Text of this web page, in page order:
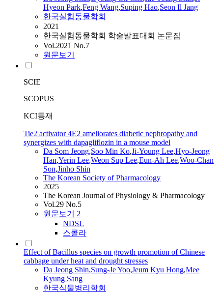
Hyeon Park,Feng Wang,Suping Hao,Seon Il Jang
한국실험동물학회
2021
한국실험동물학회 학술발표대회 논문집
Vol.2021 No.7
원문보기
SCIE
SCOPUS
KCI등재
Tie2 activator 4E2 ameliorates diabetic nephropathy and
synergizes with dapagliflozin in a mouse model
Da Som Jeong,Soo Min Ko,Ji-Young Lee,Hyo-Jeong
Han,Yerin Lee,Weon Sup Lee,Eun-Ah Lee,Woo-Chan
Son,Jinho Shin
The Korean Society of Pharmacology
2025
The Korean Journal of Physiology & Pharmacology
Vol.29 No.5
원문보기 2
NDSL
스콜라
Effect of Bacillus species on growth promotion of Chinese
cabbage under heat and drought stresses
Da Jeong Shin,Sung-Je Yoo,Jeum Kyu Hong,Mee
Kyung Sang
한국식물병리학회